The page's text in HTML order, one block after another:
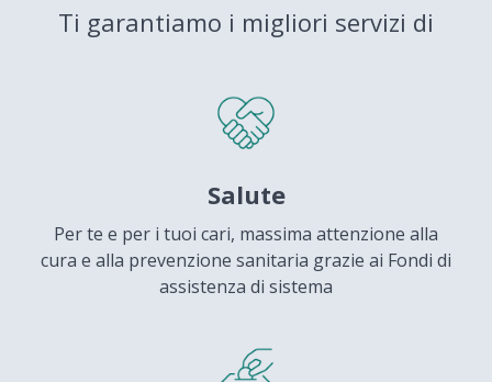
Ti garantiamo i migliori servizi di
Salute
Per te e per i tuoi cari, massima attenzione alla
cura e alla prevenzione sanitaria grazie ai Fondi di
assistenza di sistema